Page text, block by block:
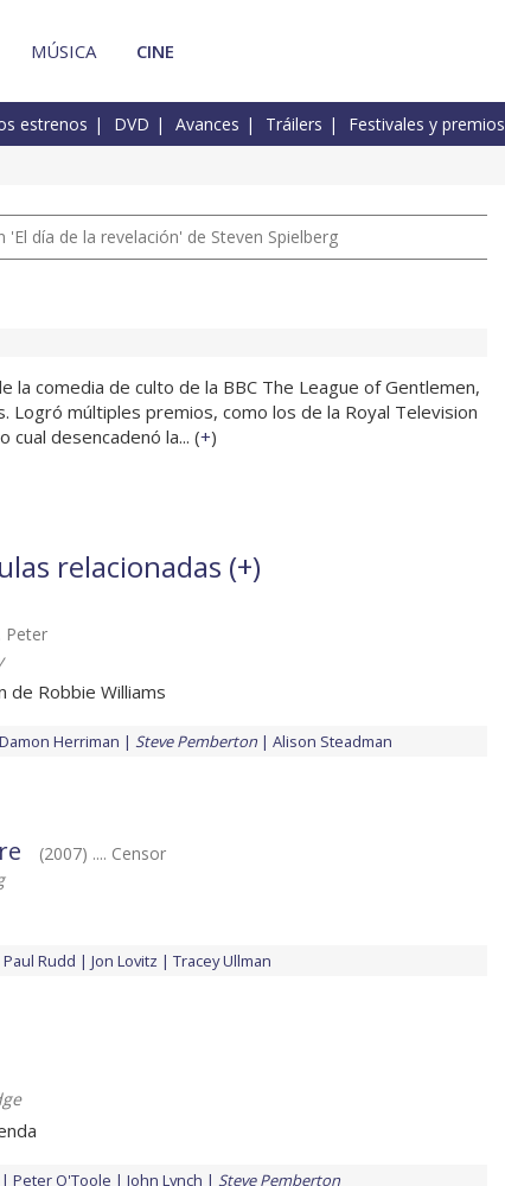
MÚSICA CINE
estrenos DVD Avances Tráilers Festivales y premios
día de la revelación' de Steven Spielberg
comedia de culto de la BBC The League of Gentlemen,
Logró múltiples premios, como los de la Royal Television
cual desencadenó la... (+)
relacionadas (+)
Peter
de Robbie Williams
Damon Herriman Steve Pemberton Alison Steadman
(2007) .... Censor
Paul Rudd Jon Lovitz Tracey Ullman
Peter O'Toole John Lynch Steve Pemberton